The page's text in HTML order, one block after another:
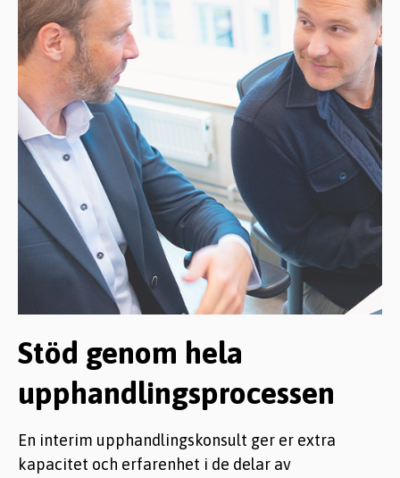
Stöd genom hela
upphandlingsprocessen
En interim upphandlingskonsult ger er extra
kapacitet och erfarenhet i de delar av